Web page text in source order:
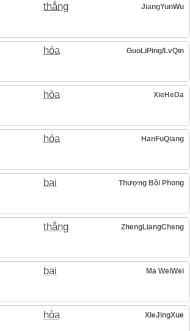
thắng JiangYunWu
hòa GuoLiPing/LvQin
hòa XieHeDa
hòa HanFuQiang
bại Thượng Bồi Phong
thắng ZhengLiangCheng
bại Ma WeiWei
hòa XieJingXue